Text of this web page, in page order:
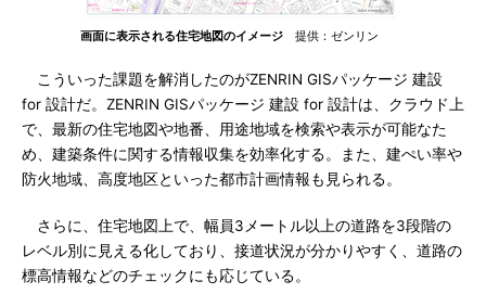
画面に表示される住宅地図のイメージ 提供：ゼンリン
こういった課題を解消したのがZENRIN GISパッケージ 建設
for 設計だ。ZENRIN GISパッケージ 建設 for 設計は、クラウド上
で、最新の住宅地図や地番、用途地域を検索や表示が可能なた
め、建築条件に関する情報収集を効率化する。また、建ぺい率や
防火地域、高度地区といった都市計画情報も見られる。
さらに、住宅地図上で、幅員3メートル以上の道路を3段階の
レベル別に見える化しており、接道状況が分かりやすく、道路の
標高情報などのチェックにも応じている。